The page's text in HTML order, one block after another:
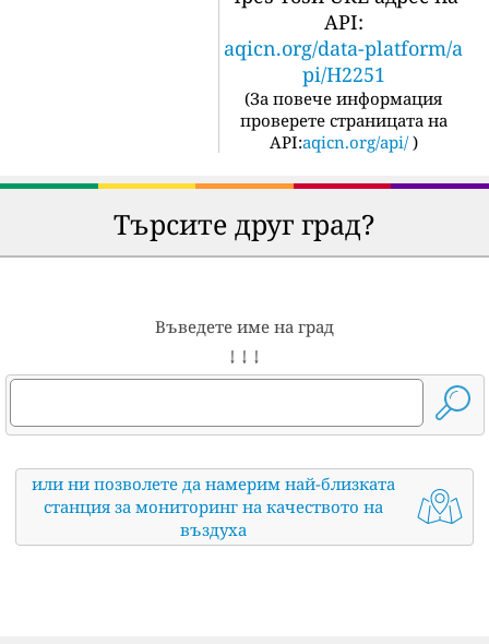
API:
aqicn.org/data-platform/a
pi/H2251
(За повече информация
проверете страницата на
API:aqicn.org/api/ )
Търсите друг град?
Въведете име на град
↓ ↓ ↓
или ни позволете да намерим най-близката
станция за мониторинг на качеството на
въздуха